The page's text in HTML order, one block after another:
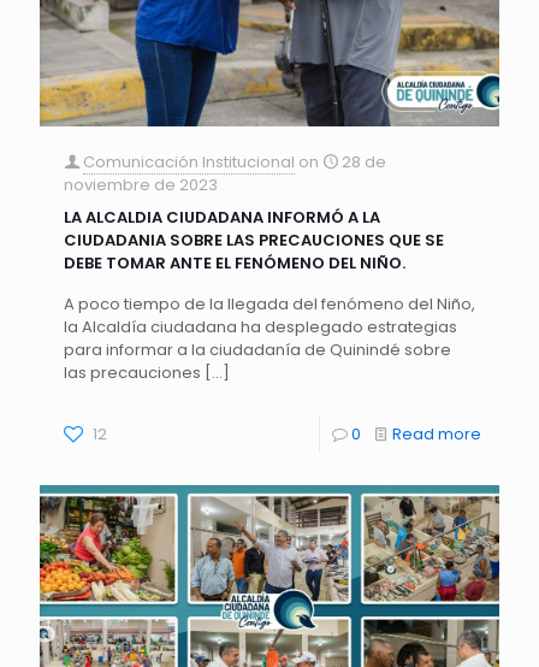
Comunicación Institucional on
28 de
noviembre de 2023
LA ALCALDIA CIUDADANA INFORMÓ A LA
CIUDADANIA SOBRE LAS PRECAUCIONES QUE SE
DEBE TOMAR ANTE EL FENÓMENO DEL NIÑO.
A poco tiempo de la llegada del fenómeno del Niño,
la Alcaldía ciudadana ha desplegado estrategias
para informar a la ciudadanía de Quinindé sobre
las precauciones […]
12 0 Read more